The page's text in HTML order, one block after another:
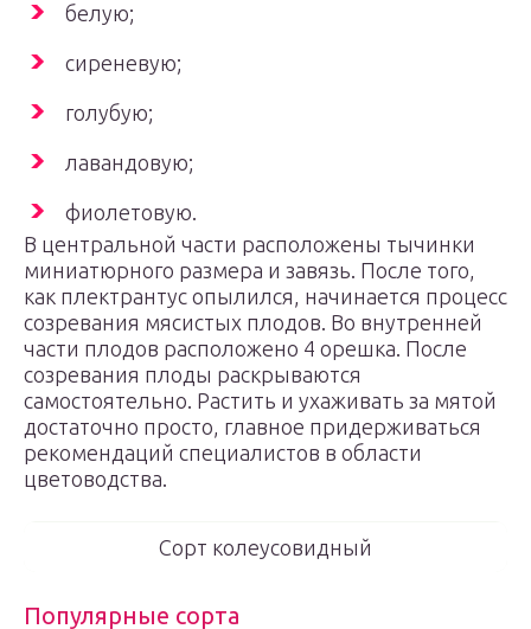
белую;
сиреневую;
голубую;
лавандовую;
фиолетовую.
В центральной части расположены тычинки
миниатюрного размера и завязь. После того,
как плектрантус опылился, начинается процесс
созревания мясистых плодов. Во внутренней
части плодов расположено 4 орешка. После
созревания плоды раскрываются
самостоятельно. Растить и ухаживать за мятой
достаточно просто, главное придерживаться
рекомендаций специалистов в области
цветоводства.
Сорт колеусовидный
Популярные сорта